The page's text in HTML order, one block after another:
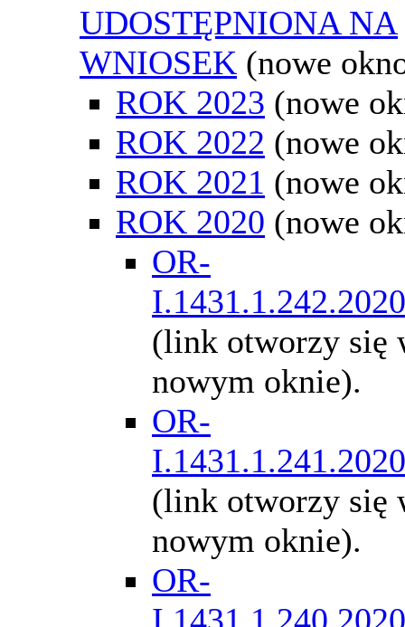
UDOSTĘPNIONA NA
WNIOSEK (nowe
ROK 2023 (nowe
ROK 2022 (nowe
ROK 2021 (nowe
ROK 2020 (nowe
OR-
I.1431.1.242.2020
(link otworzy się
nowym oknie).
OR-
I.1431.1.241.2020
(link otworzy się
nowym oknie).
OR-